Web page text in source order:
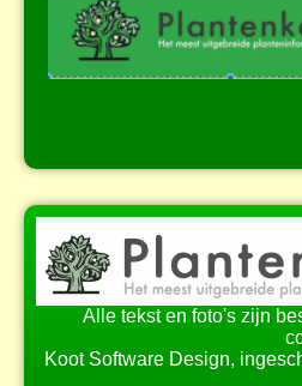
Alle tekst en foto's zijn
Koot Software Design,